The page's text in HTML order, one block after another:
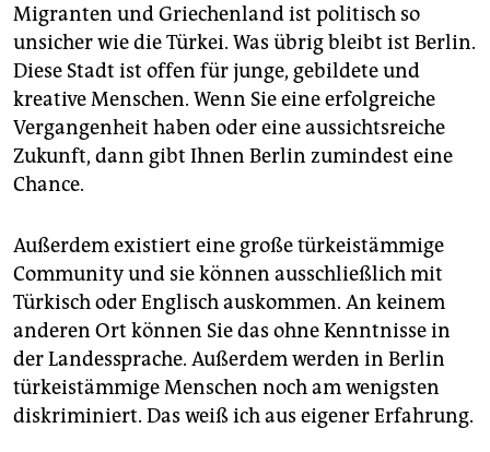
Migranten und Griechenland ist politisch so
unsicher wie die Türkei. Was übrig bleibt ist Berlin.
Diese Stadt ist offen für junge, gebildete und
kreative Menschen. Wenn Sie eine erfolgreiche
Vergangenheit haben oder eine aussichtsreiche
Zukunft, dann gibt Ihnen Berlin zumindest eine
Chance.
Außerdem existiert eine große türkeistämmige
Community und sie können ausschließlich mit
Türkisch oder Englisch auskommen. An keinem
anderen Ort können Sie das ohne Kenntnisse in
der Landessprache. Außerdem werden in Berlin
türkeistämmige Menschen noch am wenigsten
diskriminiert. Das weiß ich aus eigener Erfahrung.